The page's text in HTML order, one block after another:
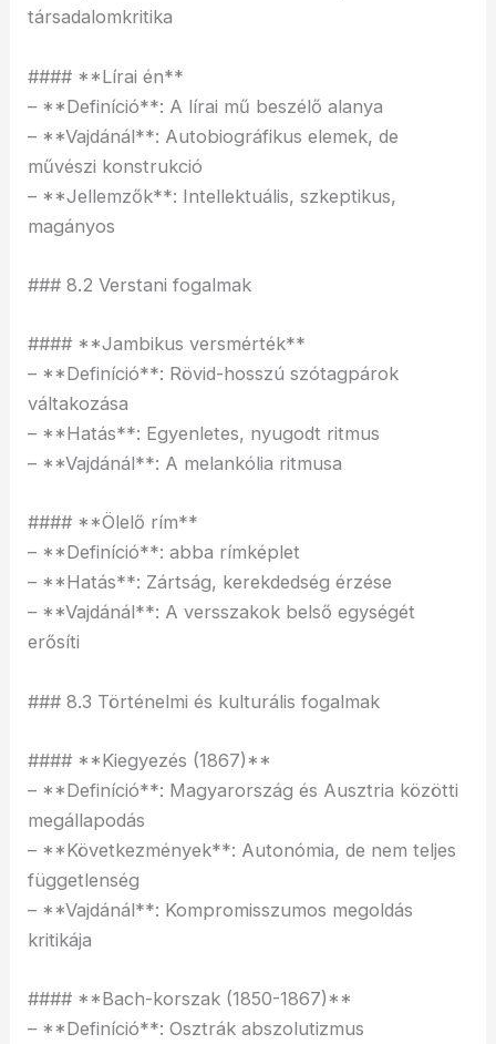
társadalomkritika
#### **Lírai én**
– **Definíció**: A lírai mű beszélő alanya
– **Vajdánál**: Autobiográfikus elemek, de
művészi konstrukció
– **Jellemzők**: Intellektuális, szkeptikus,
magányos
### 8.2 Verstani fogalmak
#### **Jambikus versmérték**
– **Definíció**: Rövid-hosszú szótagpárok
váltakozása
– **Hatás**: Egyenletes, nyugodt ritmus
– **Vajdánál**: A melankólia ritmusa
#### **Ölelő rím**
– **Definíció**: abba rímképlet
– **Hatás**: Zártság, kerekdedség érzése
– **Vajdánál**: A versszakok belső egységét
erősíti
### 8.3 Történelmi és kulturális fogalmak
#### **Kiegyezés (1867)**
– **Definíció**: Magyarország és Ausztria közötti
megállapodás
– **Következmények**: Autonómia, de nem teljes
függetlenség
– **Vajdánál**: Kompromisszumos megoldás
kritikája
#### **Bach-korszak (1850-1867)**
– **Definíció**: Osztrák abszolutizmus